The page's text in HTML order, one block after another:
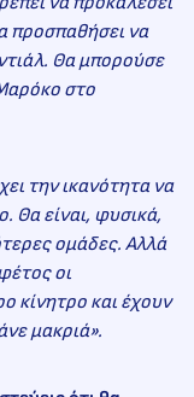
προσπαθήσει να
Θα μπορούσε
στο
την ικανότητα να
Θα είναι, φυσικά,
ομάδες. Αλλά
οι
κίνητρο και έχουν
μακριά».